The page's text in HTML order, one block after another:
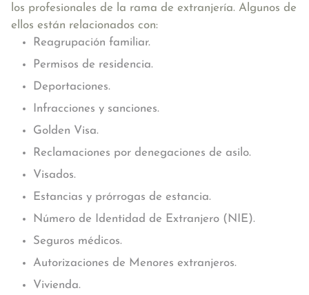
los profesionales de la rama de extranjería. Algunos de
ellos están relacionados con:
Reagrupación familiar.
Permisos de residencia.
Deportaciones.
Infracciones y sanciones.
Golden Visa.
Reclamaciones por denegaciones de asilo.
Visados.
Estancias y prórrogas de estancia.
Número de Identidad de Extranjero (NIE).
Seguros médicos.
Autorizaciones de Menores extranjeros.
Vivienda.